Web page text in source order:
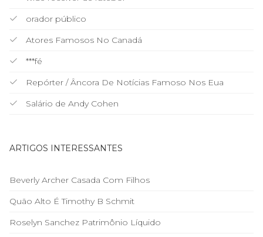
orador público
Atores Famosos No Canadá
***fé
Repórter / Âncora De Notícias Famoso Nos Eua
Salário de Andy Cohen
ARTIGOS INTERESSANTES
Beverly Archer Casada Com Filhos
Quão Alto É Timothy B Schmit
Roselyn Sanchez Patrimônio Líquido